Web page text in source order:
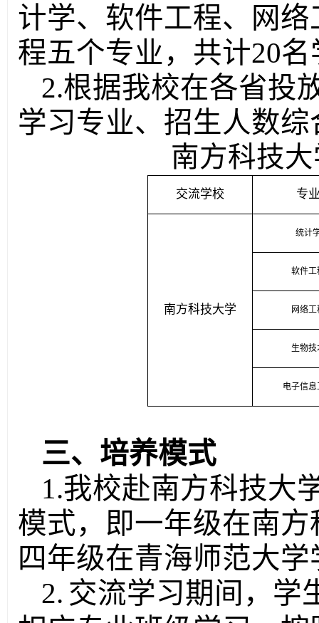
计学、软件工程、网
程五个专业，共计20名
2.根据我校在各省投
学习专业、招生人数
南方科技
交流学校 专
南方科技大学
统计
软件工
网络工
生物技
电子信息
三、培养模式
1.我校赴南方科技大
模式，即一年级在南
四年级在青海师范大学
2. 交流学习期间，学